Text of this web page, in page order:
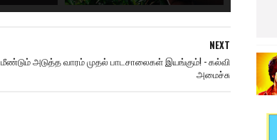
NEXT
மீண்டும் அடுத்த வாரம் முதல் பாடசாலைகள் இயங்கும்! - கல்வி
அமைச்சு